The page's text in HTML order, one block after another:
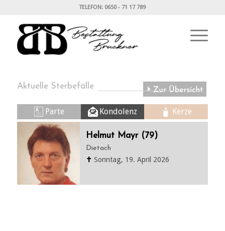
TELEFON: 0650 - 71 17 789
Aktuelle Sterbefälle
Parte Kondolenz Kerze
Helmut Mayr (79)
Dietach
✝Sonntag, 19. April 2026